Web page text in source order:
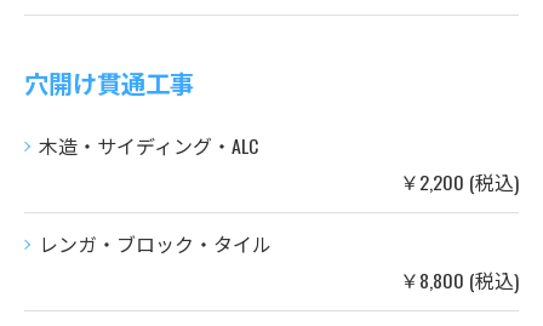
穴開け貫通工事
木造・サイディング・ALC
￥2,200 (税込)
レンガ・ブロック・タイル
￥8,800 (税込)